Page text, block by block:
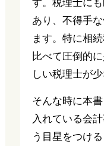
す。税理士に
あり、不得手
ます。特に相
比べて圧倒的
しい税理士が
そんな時に本
入れている会
う目星をつけ